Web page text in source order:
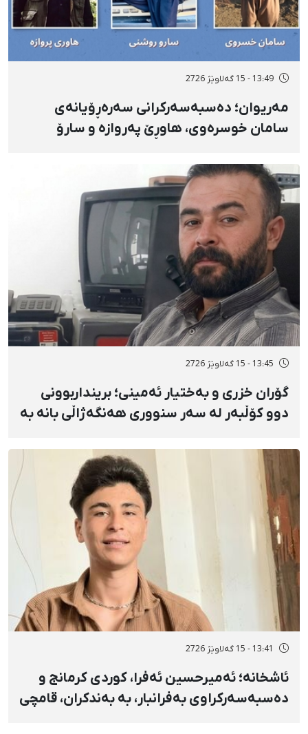
13:49 - 15 گەلاوێژ 2726
مەریوان؛ دەسبەسەرکرانی سەرەڕۆیانەی
سامان خوسرەوی، هاوڕێ پەروازە و سارۆ
گواستنەوەیان بۆ شوێنێکی نادیار
13:45 - 15 گەلاوێژ 2726
گۆران خزری و بەختیار ئەمینی؛ برینداربوونی
دوو کۆڵبەر لە سەر سنووری هەنگەژاڵی بانه بە
تەقینەوەی مین
13:41 - 15 گەلاوێژ 2726
ئاشخانە؛ ئەمیرحسین ئەفرا، کوردی کرمانج و
دەسبەسەرکراوی بەفرانبار، بە بەندکران، قامچی